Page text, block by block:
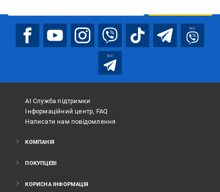
bot
bot
АІ Служба підтримки
Інформаційний центр, FAQ
Написати нам повідомлення
КОМПАНІЯ
ПОКУПЦЕВІ
КОРИСНА ІНФОРМАЦІЯ